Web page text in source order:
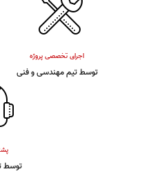
اجرای تخصصی پروژه
توسط تیم مهندسی و فنی
توسط